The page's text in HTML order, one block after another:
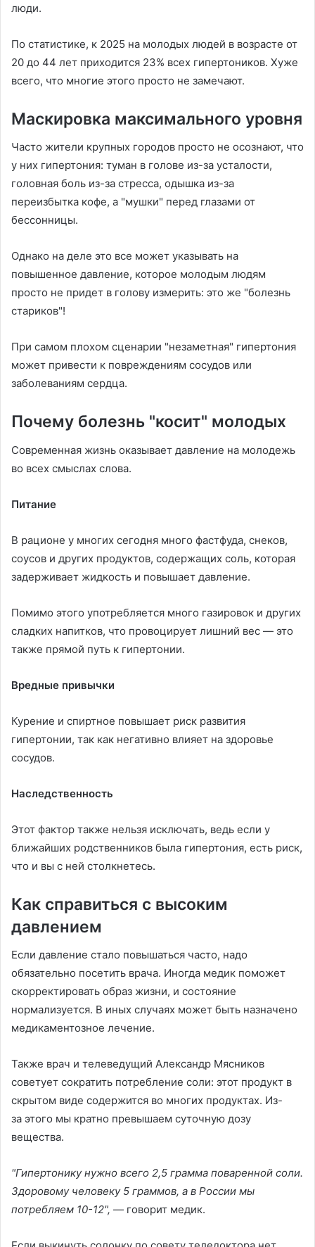
люди.
По статистике, к 2025 на молодых людей в возрасте от
20 до 44 лет приходится 23% всех гипертоников. Хуже
всего, что многие этого просто не замечают.
Маскировка максимального уровня
Часто жители крупных городов просто не осознают, что
у них гипертония: туман в голове из-за усталости,
головная боль из-за стресса, одышка из-за
переизбытка кофе, а "мушки" перед глазами от
бессонницы.
Однако на деле это все может указывать на
повышенное давление, которое молодым людям
просто не придет в голову измерить: это же "болезнь
стариков"!
При самом плохом сценарии "незаметная" гипертония
может привести к повреждениям сосудов или
заболеваниям сердца.
Почему болезнь "косит" молодых
Современная жизнь оказывает давление на молодежь
во всех смыслах слова.
Питание
В рационе у многих сегодня много фастфуда, снеков,
соусов и других продуктов, содержащих соль, которая
задерживает жидкость и повышает давление.
Помимо этого употребляется много газировок и других
сладких напитков, что провоцирует лишний вес — это
также прямой путь к гипертонии.
Вредные привычки
Курение и спиртное повышает риск развития
гипертонии, так как негативно влияет на здоровье
сосудов.
Наследственность
Этот фактор также нельзя исключать, ведь если у
ближайших родственников была гипертония, есть риск,
что и вы с ней столкнетесь.
Как справиться с высоким
давлением
Если давление стало повышаться часто, надо
обязательно посетить врача. Иногда медик поможет
скорректировать образ жизни, и состояние
нормализуется. В иных случаях может быть назначено
медикаментозное лечение.
Также врач и телеведущий Александр Мясников
советует сократить потребление соли: этот продукт в
скрытом виде содержится во многих продуктах. Из-
за этого мы кратно превышаем суточную дозу
вещества.
"Гипертонику нужно всего 2,5 грамма поваренной соли.
Здоровому человеку 5 граммов, а в России мы
потребляем 10-12", — говорит медик.